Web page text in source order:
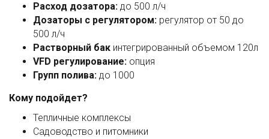
Расход дозатора: до 500 л/ч
Дозаторы с регулятором: регулятор от 50 до
500 л/ч
Растворный бак интегрированный объемом 120л
VFD регулирование: опция
Групп полива: до 1000
Кому подойдет?
Тепличные комплексы
Садоводство и питомники